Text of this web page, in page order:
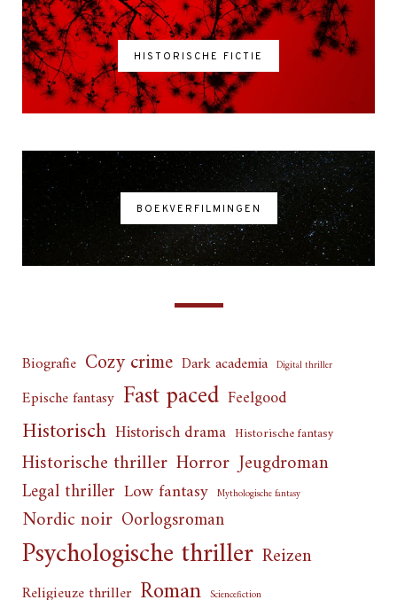
HISTORISCHE FICTIE
BOEKVERFILMINGEN
Biografie Cozy crime Dark academia Digital thriller
Epische fantasy Fast paced Feelgood
Historisch Historisch drama Historische fantasy
Historische thriller Horror Jeugdroman
Legal thriller Low fantasy Mythologische fantasy
Nordic noir Oorlogsroman
Psychologische thriller Reizen
Religieuze thriller Roman Sciencefiction